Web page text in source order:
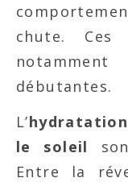
chute. Ces
débutantes.
L’
le soleil
Entre la